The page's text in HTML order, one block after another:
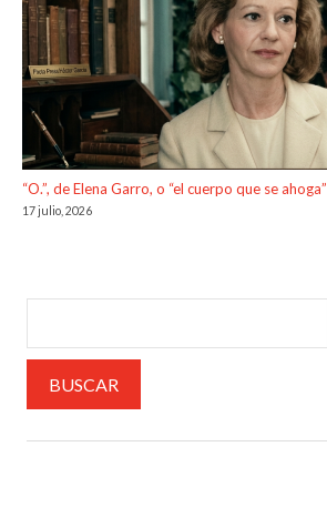
“O.”, de Elena Garro, o “el cuerpo que se ahoga”
17 julio, 2026